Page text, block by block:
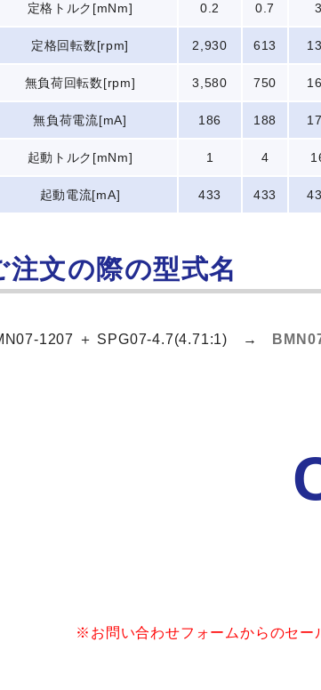
定格トルク[mNm] 0.2 0.7 3
定格回転数[rpm] 2,930 613
無負荷回転数[rpm] 3,580 750
無負荷電流[mA] 186 188
起動トルク[mNm] 1 4
起動電流[mA] 433 433
注文の際の型式名
1207 ＋ SPG07-4.7(4.71:1) →
※お問い合わせフォームからのセー